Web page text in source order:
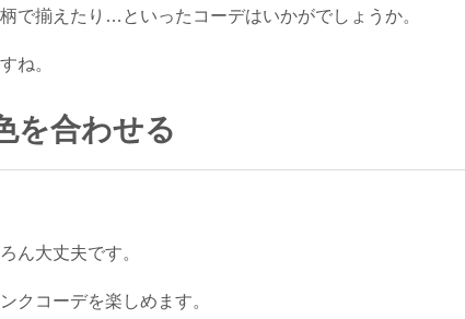
で揃えたり…といったコーデはいかがでしょうか。
ね。
を合わせる
ん大丈夫です。
クコーデを楽しめます。